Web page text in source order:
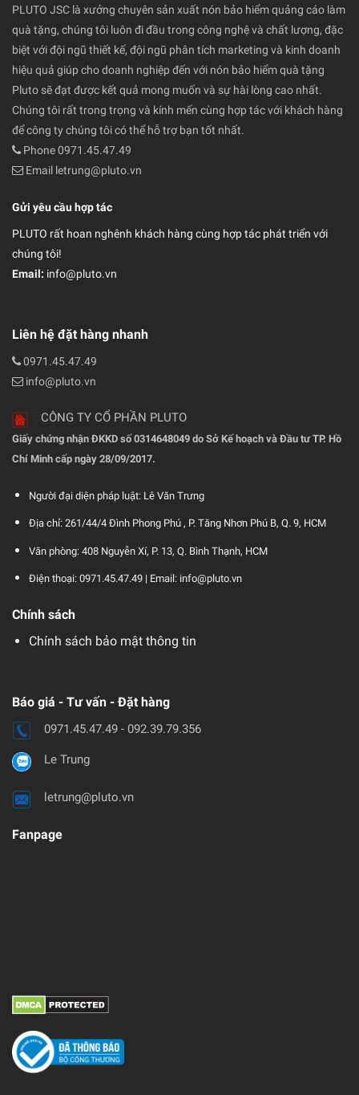
PLUTO JSC là xưởng chuyên sản xuất nón bảo hiểm quảng cáo làm
quà tặng, chúng tôi luôn đi đầu trong công nghệ và chất lượng, đặc
biệt với đội ngũ thiết kế, đội ngũ phân tích marketing và kinh doanh
hiệu quả giúp cho doanh nghiệp đến với nón bảo hiểm quà tặng
Pluto sẽ đạt được kết quả mong muốn và sự hài lòng cao nhất.
Chúng tôi rất trong trọng và kính mến cùng hợp tác với khách hàng
để công ty chúng tôi có thể hỗ trợ bạn tốt nhất.
Phone 0971.45.47.49
Email letrung@pluto.vn
Gửi yêu cầu hợp tác
PLUTO rất hoan nghênh khách hàng cùng hợp tác phát triển với
chúng tôi!
Email: info@pluto.vn
Liên hệ đặt hàng nhanh
0971.45.47.49
info@pluto.vn
CÔNG TY CỔ PHẦN PLUTO
Giấy chứng nhận ĐKKD số 0314648049 do Sở Kế hoạch và Đầu tư TP. Hồ
Chí Minh cấp ngày 28/09/2017.
Người đại diện pháp luật: Lê Văn Trưng
Địa chỉ: 261/44/4 Đình Phong Phú , P. Tăng Nhơn Phú B, Q. 9, HCM
Văn phòng: 408 Nguyễn Xí, P. 13, Q. Bình Thạnh, HCM
Điện thoại: 0971.45.47.49 | Email: info@pluto.vn
Chính sách
Chính sách bảo mật thông tin
Báo giá - Tư vấn - Đặt hàng
0971.45.47.49 - 092.39.79.356
Le Trung
letrung@pluto.vn
Fanpage